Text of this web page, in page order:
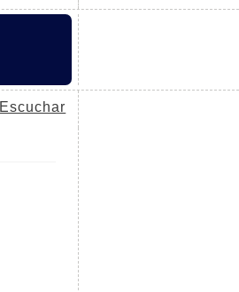
Escuchar